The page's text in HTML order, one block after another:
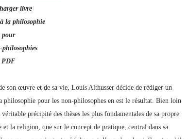
livre
la philosophie
pour
philosophies
PDF
son œuvre et de sa vie, Louis Althusser décide de rédiger un
pour les non-philosophes en est le résultat. Bien loin
précipité des thèses les plus fondamentales de sa propre
la religion, que sur le concept de pratique, central dans sa